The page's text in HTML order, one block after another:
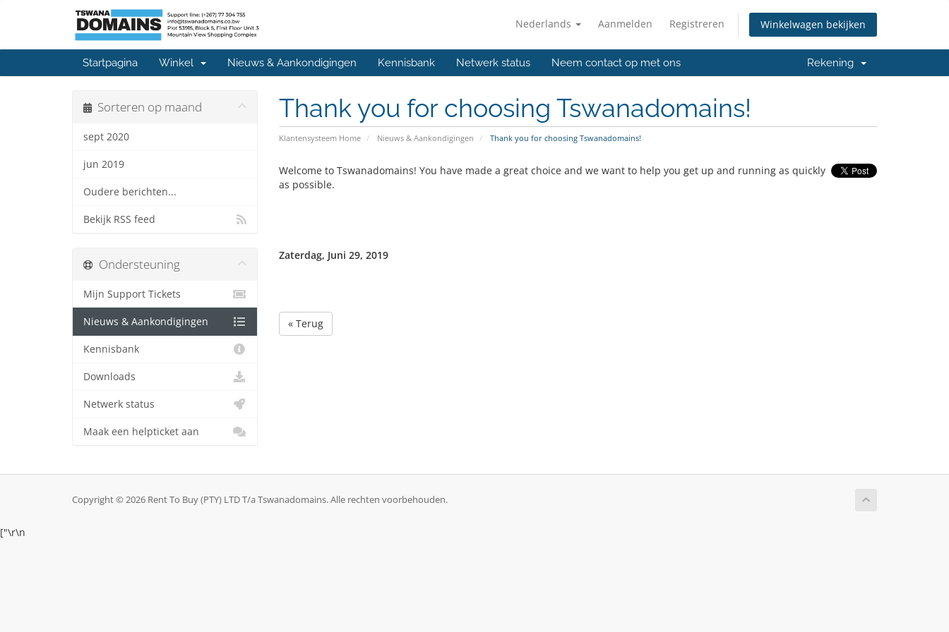
Nederlands Aanmelden Registreren Winkelwagen bekijken
Startpagina Winkel Nieuws & Aankondigingen Kennisbank Netwerk status Neem contact op met ons Rekening
Thank you for choosing Tswanadomains!
Klantensysteem Home Nieuws & Aankondigingen Thank you for choosing Tswanadomains!
Sorteren op maand
sept 2020
jun 2019
Oudere berichten...
Bekijk RSS feed
Welcome to Tswanadomains! You have made a great choice and we want to help you get up and running as quickly
as possible.
Zaterdag, Juni 29, 2019
« Terug
Ondersteuning
Mijn Support Tickets
Nieuws & Aankondigingen
Kennisbank
Downloads
Netwerk status
Maak een helpticket aan
Copyright © 2026 Rent To Buy (PTY) LTD T/a Tswanadomains. Alle rechten voorbehouden.
["\r\n